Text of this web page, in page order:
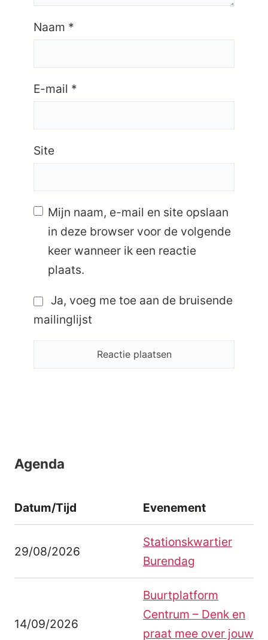
Naam *
E-mail *
Site
Mijn naam, e-mail en site opslaan
in deze browser voor de volgende
keer wanneer ik een reactie
plaats.
Ja, voeg me toe aan de bruisende
mailinglijst
Agenda
Datum/Tijd Evenement
29/08/2026
Stationskwartier
Burendag
14/09/2026
Buurtplatform
Centrum – Denk en
praat mee over jouw